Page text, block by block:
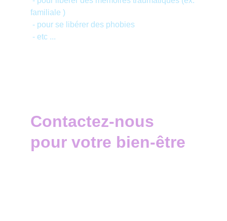
familiale )
- pour se libérer des phobies
- etc ...
Contactez-nous
pour votre bien-être